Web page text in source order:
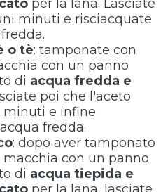
per la lana. Lasciate
minuti e risciacquate
o tè: tamponate con
con un panno
di acqua fredda e
poi che l'aceto
minuti e infine
fredda.
: dopo aver tamponato
con un panno
di acqua tiepida e